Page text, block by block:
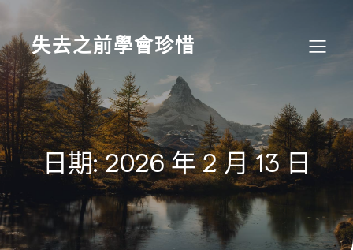
content
失去之前學會珍惜
日期:2026 年 2 月 13 日